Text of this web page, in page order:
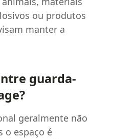
ou produtos
manter a
guarda-
geralmente não
o espaço é